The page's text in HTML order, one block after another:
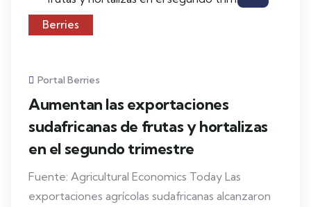
Berries
Portal Berries
Aumentan las exportaciones
sudafricanas de frutas y hortalizas
en el segundo trimestre
Fuente: Agricultural Economics Today Las
exportaciones agrícolas sudafricanas alcanzaron